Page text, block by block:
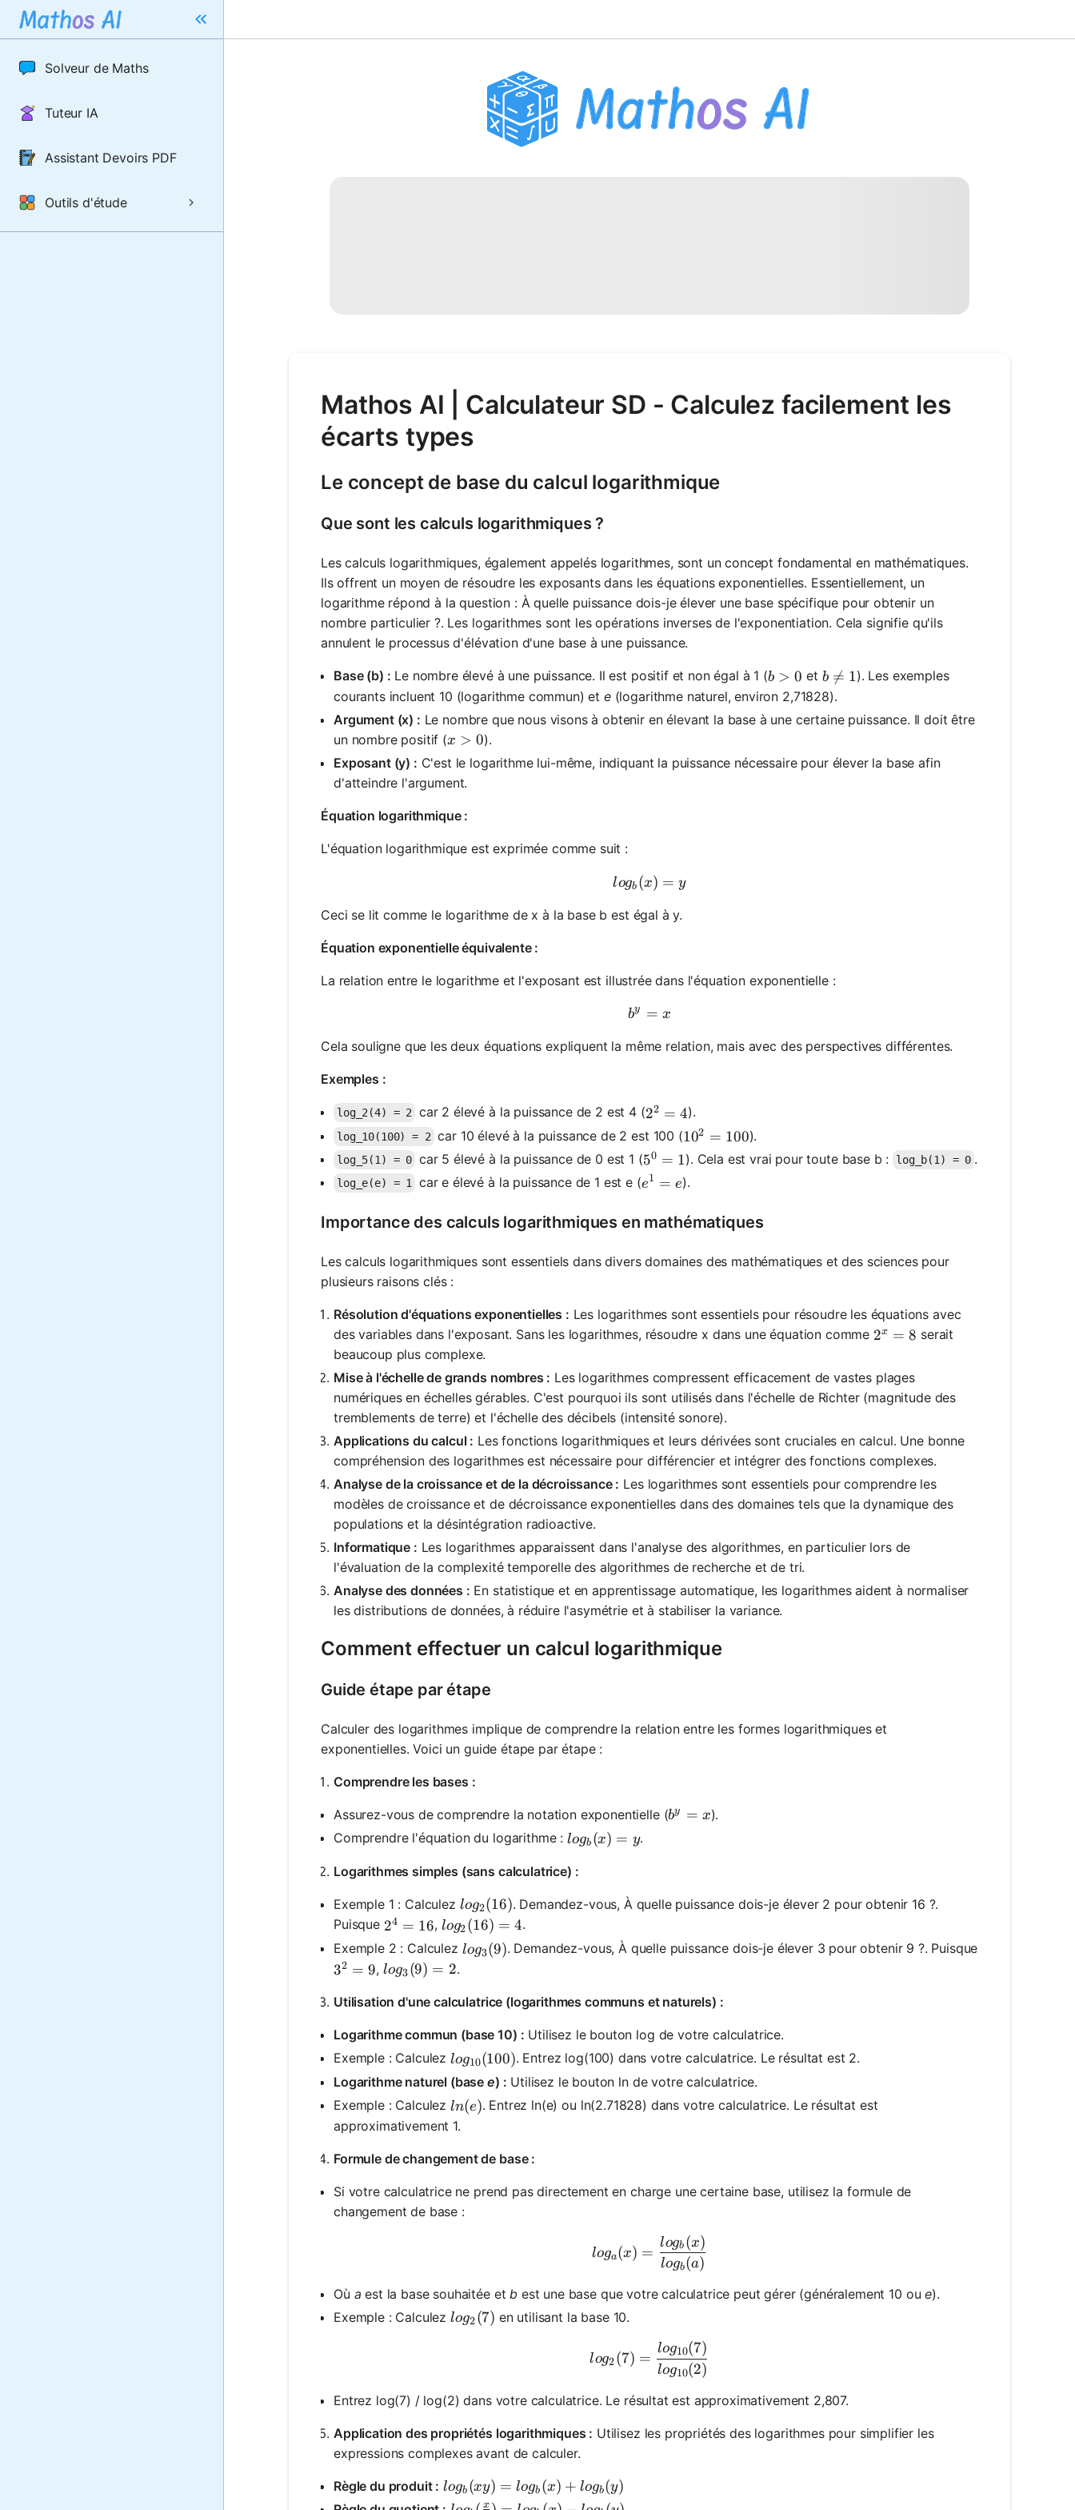
Solveur de Maths
Tuteur IA
Assistant Devoirs PDF
Outils d'étude
Mathos AI | Calculateur SD - Calculez facilement les
écarts types
Le concept de base du calcul logarithmique
Que sont les calculs logarithmiques ?
Les calculs logarithmiques, également appelés logarithmes, sont un concept fondamental en mathématiques.
Ils offrent un moyen de résoudre les exposants dans les équations exponentielles. Essentiellement, un
logarithme répond à la question : À quelle puissance dois-je élever une base spécifique pour obtenir un
nombre particulier ?. Les logarithmes sont les opérations inverses de l'exponentiation. Cela signifie qu'ils
annulent le processus d'élévation d'une base à une puissance.
Base (b) : Le nombre élevé à une puissance. Il est positif et non égal à 1 (b > 0
b > 0 et b \neq 1
b 
= 1). Les exemples
courants incluent 10 (logarithme commun) et e(logarithme naturel, environ 2,71828).
Argument (x) : Le nombre que nous visons à obtenir en élevant la base à une certaine puissance. Il doit être
un nombre positif (x > 0
x > 0).
Exposant (y) : C'est le logarithme lui-même, indiquant la puissance nécessaire pour élever la base afin
d'atteindre l'argument.
Équation logarithmique :
L'équation logarithmique est exprimée comme suit :
log_b(x) = y
logb (x) = y
Ceci se lit comme le logarithme de x à la base b est égal à y.
Équation exponentielle équivalente :
La relation entre le logarithme et l'exposant est illustrée dans l'équation exponentielle :
b^y = x
by = x
Cela souligne que les deux équations expliquent la même relation, mais avec des perspectives différentes.
Exemples :
log_2(4) = 2 car 2 élevé à la puissance de 2 est 4 (2^2 = 4
22 = 4).
log_10(100) = 2 car 10 élevé à la puissance de 2 est 100 (10^2 = 100
102 = 100).
log_5(1) = 0 car 5 élevé à la puissance de 0 est 1 (5^0 = 1
50 = 1). Cela est vrai pour toute base b : log_b(1) = 0 .
log_e(e) = 1 car e élevé à la puissance de 1 est e (e^1 = e
e1 = e).
Importance des calculs logarithmiques en mathématiques
Les calculs logarithmiques sont essentiels dans divers domaines des mathématiques et des sciences pour
plusieurs raisons clés :
Résolution d'équations exponentielles : Les logarithmes sont essentiels pour résoudre les équations avec
des variables dans l'exposant. Sans les logarithmes, résoudre x dans une équation comme 2^x = 8
2x = 8 serait
beaucoup plus complexe.
Mise à l'échelle de grands nombres : Les logarithmes compressent efficacement de vastes plages
numériques en échelles gérables. C'est pourquoi ils sont utilisés dans l'échelle de Richter (magnitude des
tremblements de terre) et l'échelle des décibels (intensité sonore).
Applications du calcul : Les fonctions logarithmiques et leurs dérivées sont cruciales en calcul. Une bonne
compréhension des logarithmes est nécessaire pour différencier et intégrer des fonctions complexes.
Analyse de la croissance et de la décroissance : Les logarithmes sont essentiels pour comprendre les
modèles de croissance et de décroissance exponentielles dans des domaines tels que la dynamique des
populations et la désintégration radioactive.
Informatique : Les logarithmes apparaissent dans l'analyse des algorithmes, en particulier lors de
l'évaluation de la complexité temporelle des algorithmes de recherche et de tri.
Analyse des données : En statistique et en apprentissage automatique, les logarithmes aident à normaliser
les distributions de données, à réduire l'asymétrie et à stabiliser la variance.
Comment effectuer un calcul logarithmique
Guide étape par étape
Calculer des logarithmes implique de comprendre la relation entre les formes logarithmiques et
exponentielles. Voici un guide étape par étape :
Comprendre les bases :
Assurez-vous de comprendre la notation exponentielle (b^y = x
by = x).
Comprendre l'équation du logarithme : log_b(x) = y
logb (x) = y.
Logarithmes simples (sans calculatrice) :
Exemple 1 : Calculez log_2(16)
log2(16). Demandez-vous, À quelle puissance dois-je élever 2 pour obtenir 16 ?.
Puisque 2^4 = 16
24 = 16, log_2(16) = 4
log2(16) = 4.
Exemple 2 : Calculez log_3(9)
log3(9). Demandez-vous, À quelle puissance dois-je élever 3 pour obtenir 9 ?. Puisque
3^2 = 9
32 = 9, log_3(9) = 2
log3 (9) = 2.
Utilisation d'une calculatrice (logarithmes communs et naturels) :
Logarithme commun (base 10) : Utilisez le bouton log de votre calculatrice.
Exemple : Calculez log_{10}(100)
log10(100). Entrez log(100) dans votre calculatrice. Le résultat est 2.
Logarithme naturel (base e) : Utilisez le bouton ln de votre calculatrice.
Exemple : Calculez ln(e)
ln(e). Entrez ln(e) ou ln(2.71828) dans votre calculatrice. Le résultat est
approximativement 1.
Formule de changement de base :
Si votre calculatrice ne prend pas directement en charge une certaine base, utilisez la formule de
changement de base :
log_a(x) = \frac{log_b(x)}{log_b(a)}
loga(x) =
logb(a)
logb (x)
Où a est la base souhaitée et b est une base que votre calculatrice peut gérer (généralement 10 oue).
Exemple : Calculez log_2(7)
log2 (7) en utilisant la base 10.
log_2(7) = \frac{log_{10}(7)}{log_{10}(2)}
log2(7) =
log10(2)
log10(7)
Entrez log(7) / log(2) dans votre calculatrice. Le résultat est approximativement 2,807.
Application des propriétés logarithmiques : Utilisez les propriétés des logarithmes pour simplifier les
expressions complexes avant de calculer.
Règle du produit : log_b(xy) = log_b(x) + log_b(y)
logb (xy) = logb (x) + logb(y)
x